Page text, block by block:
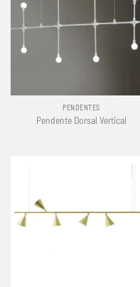
PENDENTES
Pendente Dorsal Vertical